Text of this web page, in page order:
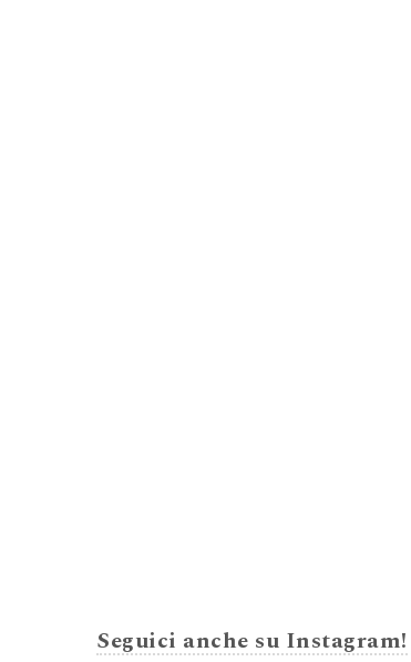
Seguici anche su Instagram!